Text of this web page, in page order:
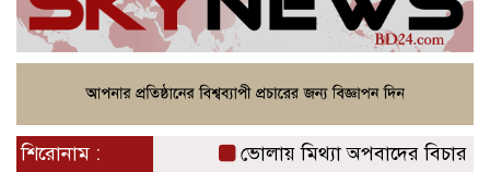
শিরোনাম : ভোলায় মিথ্যা অপবাদের বিচার